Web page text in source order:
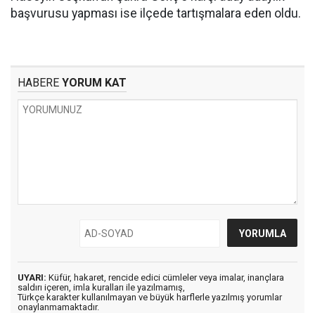
başvurusu yapması ise ilçede tartışmalara eden oldu.
HABERE YORUM KAT
UYARI: Küfür, hakaret, rencide edici cümleler veya imalar, inançlara
saldırı içeren, imla kuralları ile yazılmamış,
Türkçe karakter kullanılmayan ve büyük harflerle yazılmış yorumlar
onaylanmamaktadır.